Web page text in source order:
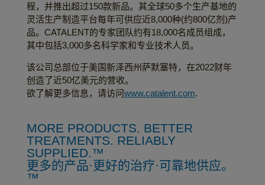
程，并推出超过150款新品。其全球50多个生产基地的
灵活生产制造平台每年可供应近8,000种(约800亿剂)产
品。CATALENT的专家团队约有18,000名成员组成，
其中包括3,000多名科学家和专业技术人员。
该公司总部位于美国新泽西州萨默塞特，在2022财年
创造了近50亿美元的营收。
欲了解更多信息，请访问www.catalent.com.
MORE PRODUCTS. BETTER
TREATMENTS. RELIABLY
SUPPLIED.™
更多的产品·更好的治疗·可靠地供应。
™